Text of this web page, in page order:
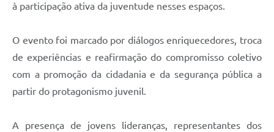
à participação ativa da juventude nesses espaços.
O evento foi marcado por diálogos enriquecedores, troca
de experiências e reafirmação do compromisso coletivo
com a promoção da cidadania e da segurança pública a
partir do protagonismo juvenil.
A presença de jovens lideranças, representantes dos